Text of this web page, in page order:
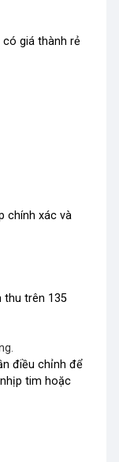
giá thành rẻ
chính xác và
thu trên 135
điều chỉnh để
tim hoặc